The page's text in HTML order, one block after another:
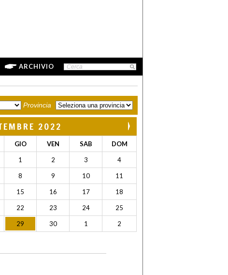
ARCHIVIO
Provincia
2022
GIO VEN SAB DOM
1 2 3 4
8 9 10 11
15 16 17 18
22 23 24 25
29 30 1 2